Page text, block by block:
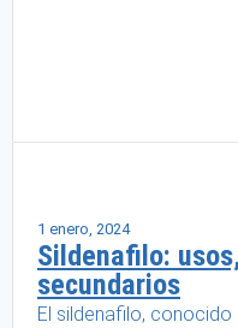
1 enero, 2024
Sildenafilo:
secundarios
El sildenafilo,